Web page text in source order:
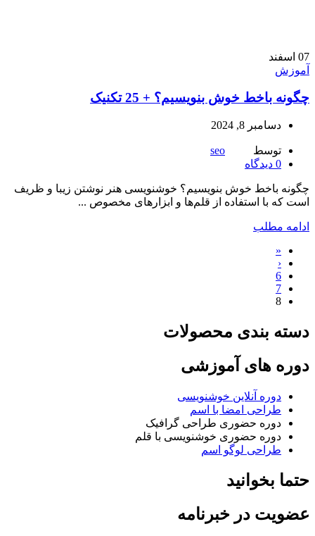
07 اسفند
آموزش
چگونه باخط خوش بنویسیم؟ + 25 تکنیک
دسامبر 8, 2024
توسط
seo
0 دیدگاه
چگونه باخط خوش بنویسیم؟ خوشنویسی هنر نوشتن زیبا و ظریف
است که با استفاده از قلم‌ها و ابزارهای مخصوص ...
ادامه مطلب
«
‹
6
7
8
دسته بندی محصولات
دوره های آموزشی
دوره آنلاین خوشنویسی
طراحی امضا با اسم
دوره حضوری طراحی گرافیک
دوره حضوری خوشنویسی با قلم
طراحی لوگو اسم
حتما بخوانید
عضویت در خبرنامه